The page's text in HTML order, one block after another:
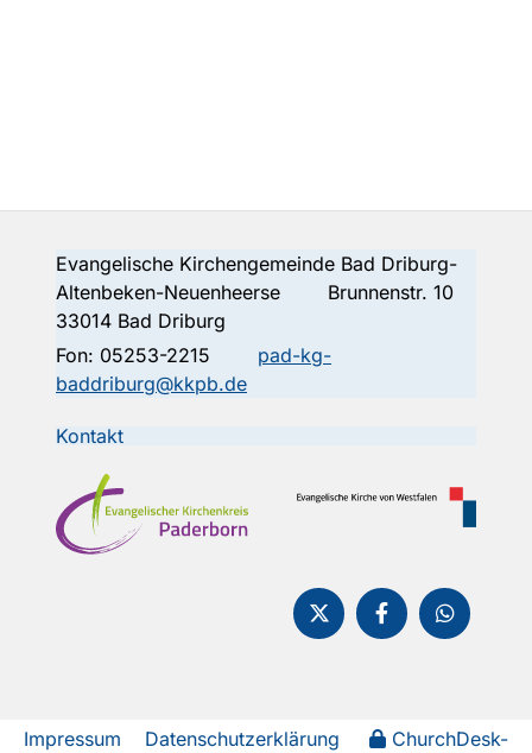
Evangelische Kirchengemeinde Bad Driburg-
Altenbeken-Neuenheerse Brunnenstr. 10
33014 Bad Driburg
Fon: 05253-2215
pad-kg-
baddriburg@kkpb.de
Kontakt
Impressum Datenschutzerklärung ChurchDesk-